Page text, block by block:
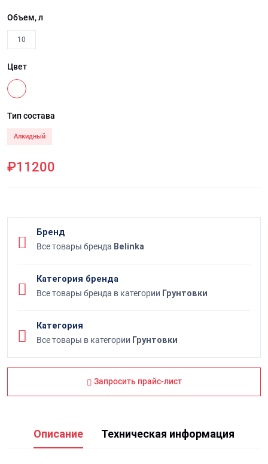
Объем, л
10
Цвет
Тип состава
Алкидный
₽11200
Бренд
Все товары бренда Belinka
Категория бренда
Все товары бренда в категории Грунтовки
Категория
Все товары в категории Грунтовки
Запросить прайс-лист
Описание Техническая информация